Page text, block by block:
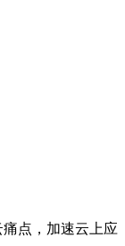
点，加速云上应